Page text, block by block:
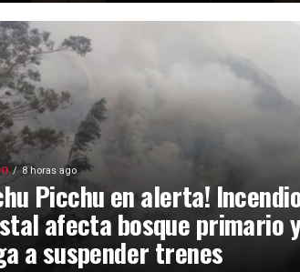
8 horas ago
Picchu en alerta!
afecta bosque primario y
a suspender trenes